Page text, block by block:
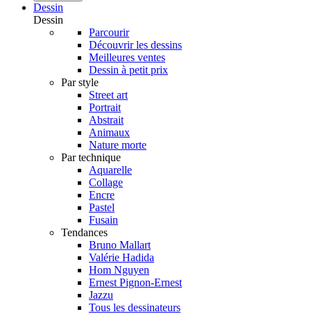
Dessin
Dessin
Parcourir
Découvrir les dessins
Meilleures ventes
Dessin à petit prix
Par style
Street art
Portrait
Abstrait
Animaux
Nature morte
Par technique
Aquarelle
Collage
Encre
Pastel
Fusain
Tendances
Bruno Mallart
Valérie Hadida
Hom Nguyen
Ernest Pignon-Ernest
Jazzu
Tous les dessinateurs